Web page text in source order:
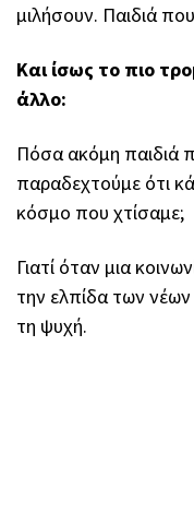
μιλήσουν. Παιδιά
Και ίσως το πιο
άλλο:
Πόσα ακόμη παιδιά
παραδεχτούμε ότι
κόσμο που χτίσαμε;
Γιατί όταν μια
την ελπίδα των νέων
τη ψυχή.